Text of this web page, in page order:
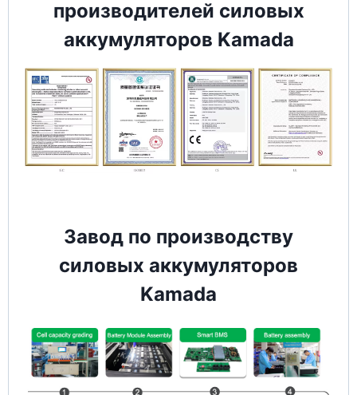
производителей силовых
аккумуляторов Kamada
Завод по производству
силовых аккумуляторов
Kamada